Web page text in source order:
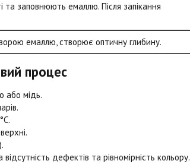
та заповнюють емаллю. Після запікання
емаллю, створює оптичну глибину.
процес
або мідь.
дефектів та рівномірність кольору.